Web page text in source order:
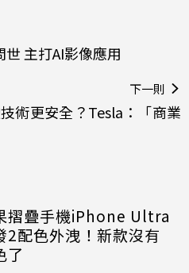
主打AI影像應用
下一則
術更安全？Tesla：「商業
摺疊手機iPhone Ultra
2配色外洩！新款沒有
了